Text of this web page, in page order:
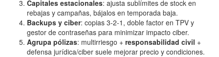
Capitales estacionales: ajusta sublímites de stock en
rebajas y campañas, bájalos en temporada baja.
Backups y ciber: copias 3‑2‑1, doble factor en TPV y
gestor de contraseñas para minimizar impacto ciber.
Agrupa pólizas: multirriesgo + responsabilidad civil +
defensa jurídica/ciber suele mejorar precio y condiciones.